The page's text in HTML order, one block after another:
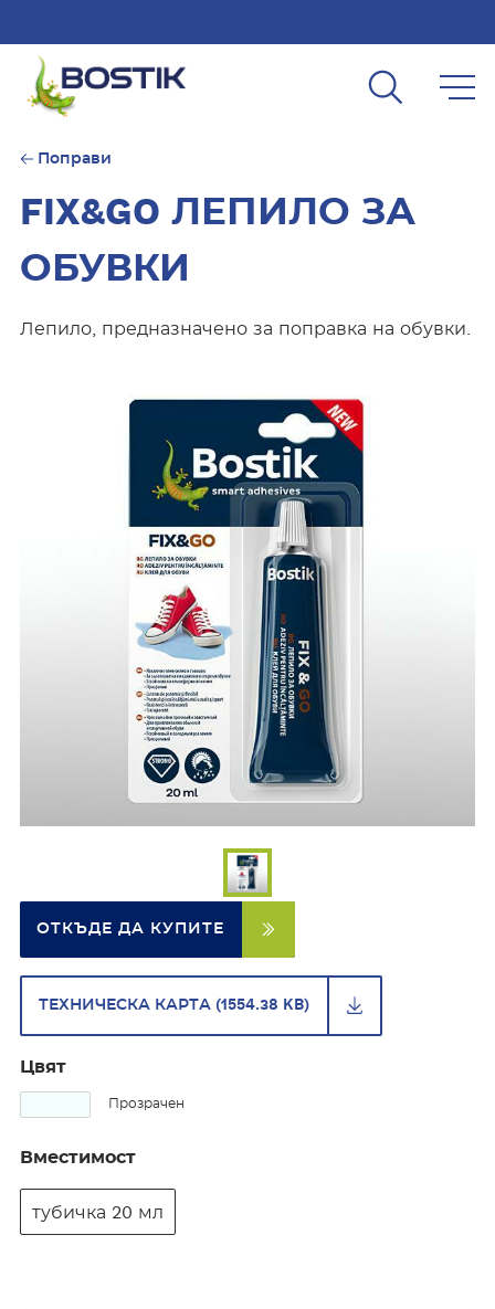
Поправи
FIX&GO ЛЕПИЛО ЗА
ОБУВКИ
Лепило, предназначено за поправка на обувки.
ОТКЪДЕ ДА КУПИТЕ
ТЕХНИЧЕСКА КАРТА (1554.38 KB)
Цвят
Прозрачен
Вместимост
тубичка 20 мл